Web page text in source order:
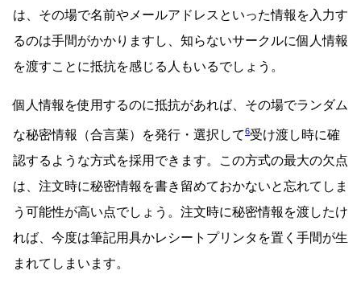
は、その場で名前やメールアドレスといった情報を入力す
るのは手間がかかりますし、知らないサークルに個人情報
を渡すことに抵抗を感じる人もいるでしょう。
個人情報を使用するのに抵抗があれば、その場でランダム
な秘密情報（合言葉）を発行・選択して6受け渡し時に確
認するような方式を採用できます。この方式の最大の欠点
は、注文時に秘密情報を書き留めておかないと忘れてしま
う可能性が高い点でしょう。注文時に秘密情報を渡したけ
れば、今度は筆記用具かレシートプリンタを置く手間が生
まれてしまいます。